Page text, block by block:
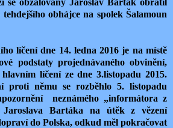
obhájce na spolek Šalamoun
líčení dne 14. ledna 2016 je na místě
podstaty projednávaného obvinění,
líčení ze dne 3.listopadu 2015.
proti němu se rozběhlo 5. listopadu
neznámého „informátora z
Bartáka na útěk z vězení
do Polska, odkud měl pokračovat